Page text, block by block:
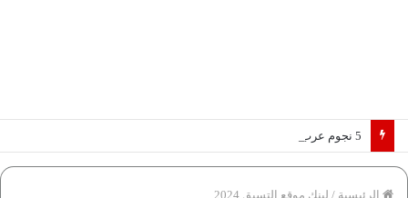
الرئيسية / لينك موقع التسيق 2024